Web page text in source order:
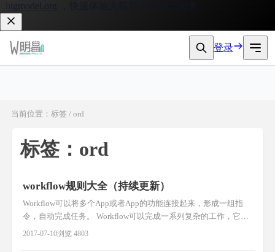
登录
当前位置：标签 / ord
标签：ord
workflow规则大全（持续更新）
Workflow可以将多个App或者App的功能连接起来，形成一组指
令，自动完成任务。 Workflow可以完成一系列复杂的工作，它通
常需要用户打开若干个应用，然后只要按下一个按键即可将工作
2017-07-10浏览 4803